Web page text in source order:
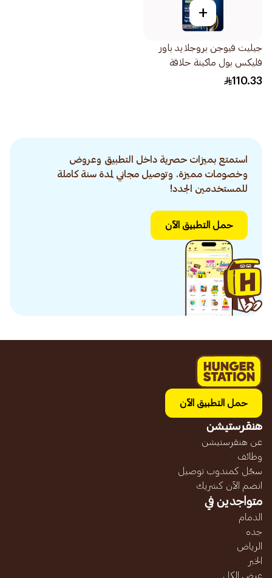
+
جيليت فيوجن بروجلايد باور
فليكس بول ماكينة حلاقة
للرجال 1قطعة
110.33
استمتع بميزات حصرية داخل التطبيق وعروض
وخصومات مميزة. وتوصيل مجاني لمدة سنة كاملة
للمستخدمين الجدد!
حمل التطبيق الآن
حمل التطبيق الآن
هنقرستيشن
عن هنقرستيشن
وظائف
سجّل كمندوب توصيل
انضم الآن كشريك
متواجدين في
الدمام
جده
الرياض
الخبر
عرض الكل...